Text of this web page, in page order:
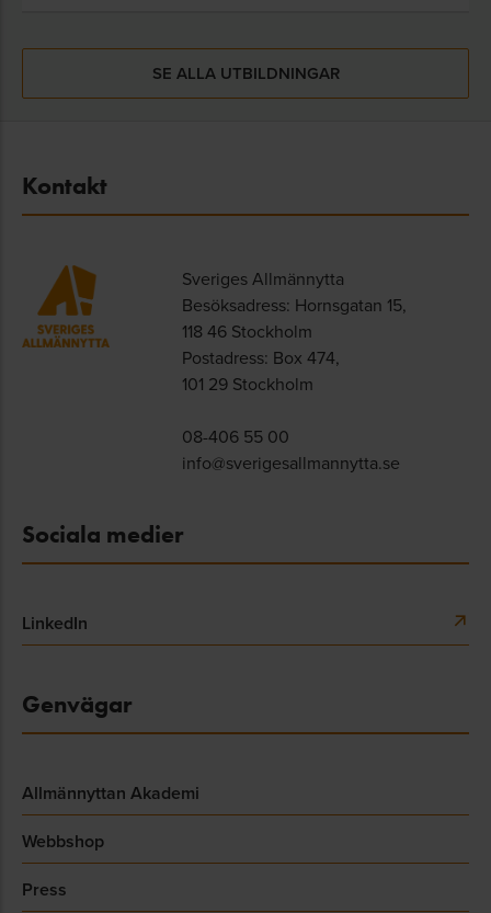
SE ALLA UTBILDNINGAR
Kontakt
Sveriges Allmännytta
Besöksadress: Hornsgatan 15,
118 46 Stockholm
Postadress: Box 474,
101 29 Stockholm
08-406 55 00
info@sverigesallmannytta.se
Sociala medier
LinkedIn
Genvägar
Allmännyttan Akademi
Webbshop
Press